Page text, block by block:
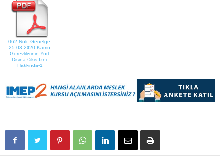
062-Nolu-Genelge-
25-03-2020-Kamu-
Gorevlilerinin-Yurt-
Disina-Cikis-Izni-
Hakkinda-1